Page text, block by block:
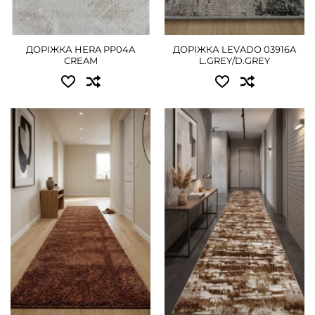
ДОРІЖКА HERA PP04A
CREAM
2.50 - 2160 грн
3.00 - 2745 грн
4.00 - 3600 грн
ДЕТАЛЬНІШЕ
ДОРІЖКА LEVADO 03916A
L.GREY/D.GREY
Доступні розміри:
0.80 - 900 грн
1.00 - 1125 грн
1.20 - 1350 грн
1.50 - 1665 грн
1.80 - 2025 грн
ДЕТАЛЬНІШЕ
Доступні розміри:
0.80 - 765 грн
1.00 - 945 грн
1.20 - 1125 грн
1.50 - 1395 грн
1.80 - 1710 грн
2.00 - 1890 грн